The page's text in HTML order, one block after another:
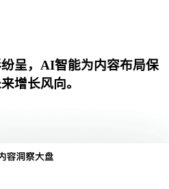
呈，AI智能为内容布局保
增长风向。